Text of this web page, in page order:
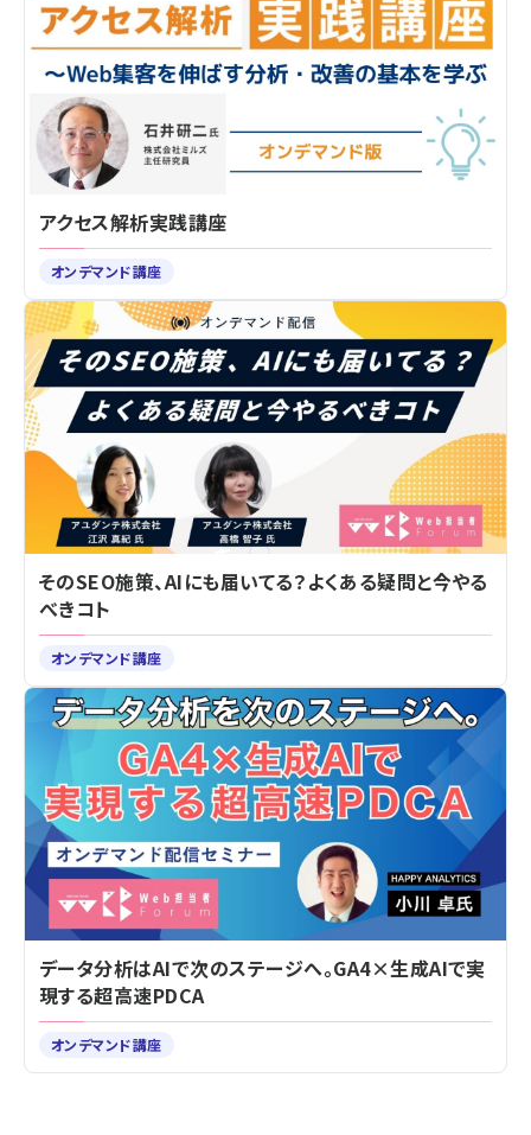
アクセス解析実践講座
オンデマンド講座
そのSEO施策、AIにも届いてる？よくある疑問と今やる
べきコト
オンデマンド講座
データ分析はAIで次のステージへ。GA4×生成AIで実
現する超高速PDCA
オンデマンド講座